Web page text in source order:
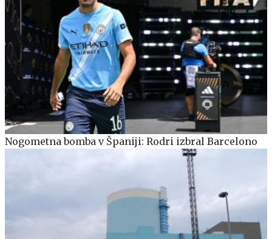
Nogometna bomba v Španiji: Rodri izbral Barcelono